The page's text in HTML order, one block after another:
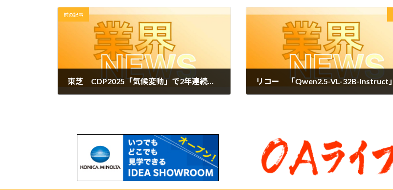
前の記事
東芝 CDP2025「気候変動」で2年連続最高評価「Aリスト」企業に選定